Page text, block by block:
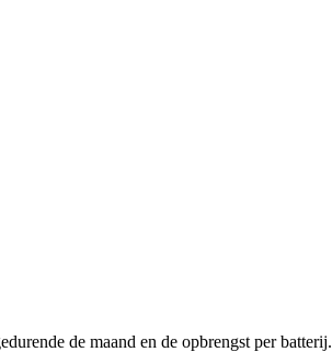
de maand en de opbrengst per batterij.